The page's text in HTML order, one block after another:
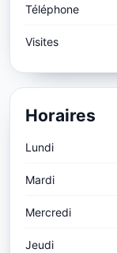
Téléphone
Visites
Horaires
Lundi
Mardi
Mercredi
Jeudi